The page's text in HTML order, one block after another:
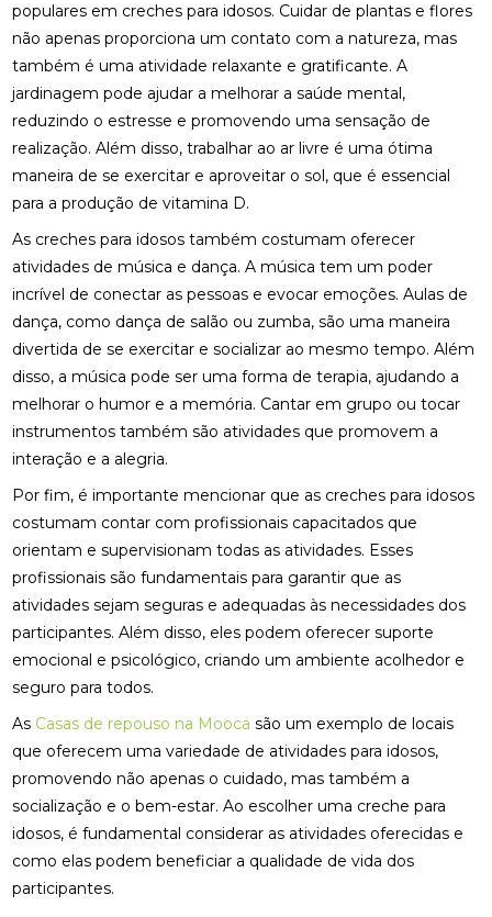
populares em creches para idosos. Cuidar de plantas e flores
não apenas proporciona um contato com a natureza, mas
também é uma atividade relaxante e gratificante. A
jardinagem pode ajudar a melhorar a saúde mental,
reduzindo o estresse e promovendo uma sensação de
realização. Além disso, trabalhar ao ar livre é uma ótima
maneira de se exercitar e aproveitar o sol, que é essencial
para a produção de vitamina D.
As creches para idosos também costumam oferecer
atividades de música e dança. A música tem um poder
incrível de conectar as pessoas e evocar emoções. Aulas de
dança, como dança de salão ou zumba, são uma maneira
divertida de se exercitar e socializar ao mesmo tempo. Além
disso, a música pode ser uma forma de terapia, ajudando a
melhorar o humor e a memória. Cantar em grupo ou tocar
instrumentos também são atividades que promovem a
interação e a alegria.
Por fim, é importante mencionar que as creches para idosos
costumam contar com profissionais capacitados que
orientam e supervisionam todas as atividades. Esses
profissionais são fundamentais para garantir que as
atividades sejam seguras e adequadas às necessidades dos
participantes. Além disso, eles podem oferecer suporte
emocional e psicológico, criando um ambiente acolhedor e
seguro para todos.
As Casas de repouso na Moocasão um exemplo de locais
que oferecem uma variedade de atividades para idosos,
promovendo não apenas o cuidado, mas também a
socialização e o bem-estar. Ao escolher uma creche para
idosos, é fundamental considerar as atividades oferecidas e
como elas podem beneficiar a qualidade de vida dos
participantes.